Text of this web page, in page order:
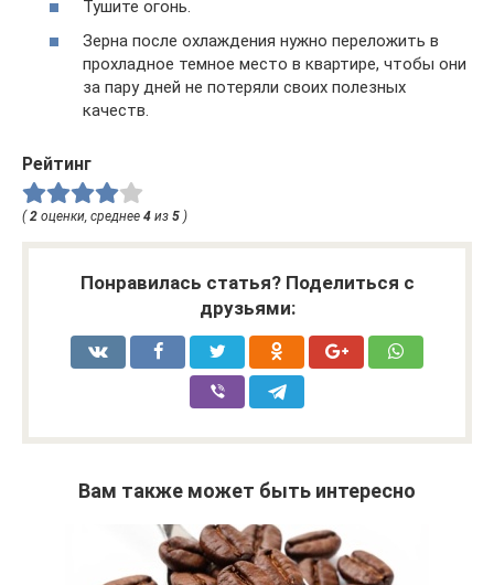
Тушите огонь.
Зерна после охлаждения нужно переложить в
прохладное темное место в квартире, чтобы они
за пару дней не потеряли своих полезных
качеств.
Рейтинг
(2 оценки, среднее 4 из 5 )
Понравилась статья? Поделиться с
друзьями:
Вам также может быть интересно